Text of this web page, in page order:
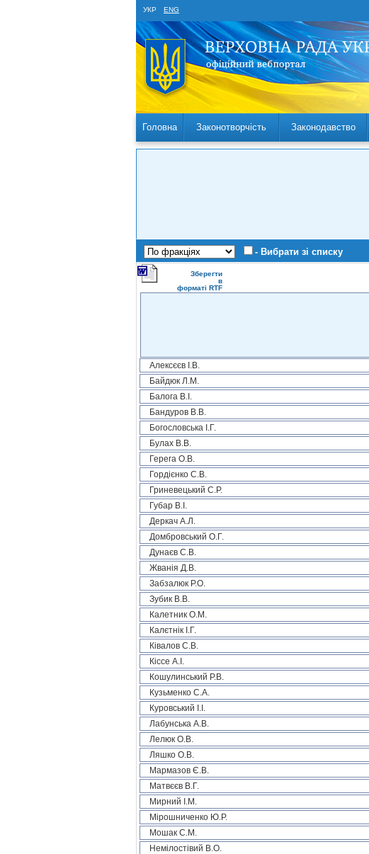
УКР ENG
Головна Законотворчість Законодавство
- Вибрати зі списку
Зберегти
в
форматі RTF
Алексєєв І.В.
Байдюк Л.М.
Балога В.І.
Бандуров В.В.
Богословська І.Г.
Булах В.В.
Герега О.В.
Гордієнко С.В.
Гриневецький С.Р.
Губар В.І.
Деркач А.Л.
Домбровський О.Г.
Дунаєв С.В.
Жванія Д.В.
Забзалюк Р.О.
Зубик В.В.
Калетник О.М.
Калєтнік І.Г.
Ківалов С.В.
Кіссе А.І.
Кошулинський Р.В.
Кузьменко С.А.
Куровський І.І.
Лабунська А.В.
Лелюк О.В.
Ляшко О.В.
Мармазов Є.В.
Матвєєв В.Г.
Мирний І.М.
Мірошниченко Ю.Р.
Мошак С.М.
Немілостівий В.О.